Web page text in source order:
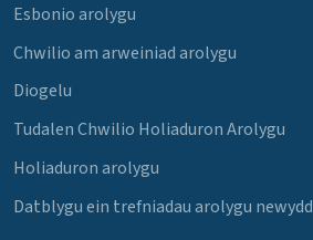
Esbonio arolygu
Chwilio am arweiniad arolygu
Diogelu
Tudalen Chwilio Holiaduron Arolygu
Holiaduron arolygu
Datblygu ein trefniadau arolygu newydd